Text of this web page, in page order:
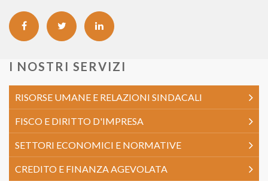
I NOSTRI SERVIZI
RISORSE UMANE E RELAZIONI SINDACALI
FISCO E DIRITTO D'IMPRESA
SETTORI ECONOMICI E NORMATIVE
CREDITO E FINANZA AGEVOLATA